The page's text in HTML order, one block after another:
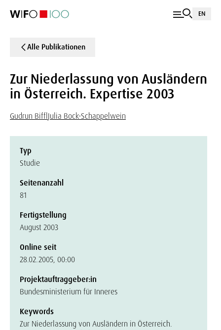
EN
Alle Publikationen
Zur Niederlassung von Ausländern
in Österreich. Expertise 2003
Gudrun Biffl Julia Bock-Schappelwein
Typ
Studie
Seitenanzahl
81
Fertigstellung
August 2003
Online seit
28.02.2005, 00:00
Projektauftraggeber:in
Bundesministerium für Inneres
Keywords
Zur Niederlassung von Ausländern in Österreich.